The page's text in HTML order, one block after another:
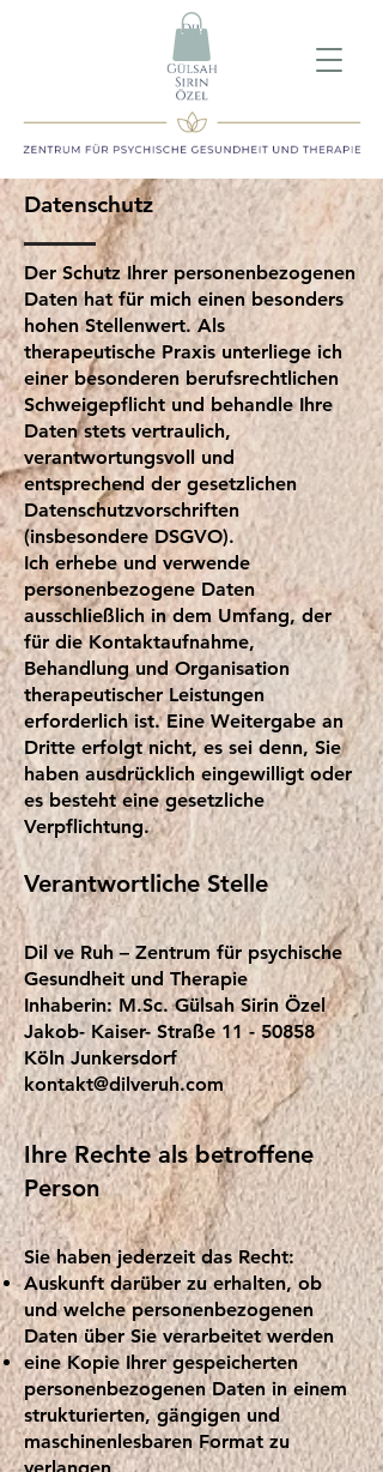
Datenschutz
Der Schutz Ihrer personenbezogenen
Daten hat für mich einen besonders
hohen Stellenwert. Als
therapeutische Praxis unterliege ich
einer besonderen berufsrechtlichen
Schweigepflicht und behandle Ihre
Daten stets vertraulich,
verantwortungsvoll und
entsprechend der gesetzlichen
Datenschutzvorschriften
(insbesondere DSGVO).
Ich erhebe und verwende
personenbezogene Daten
ausschließlich in dem Umfang, der
für die Kontaktaufnahme,
Behandlung und Organisation
therapeutischer Leistungen
erforderlich ist. Eine Weitergabe an
Dritte erfolgt nicht, es sei denn, Sie
haben ausdrücklich eingewilligt oder
es besteht eine gesetzliche
Verpflichtung.
Verantwortliche Stelle
Dil ve Ruh – Zentrum für psychische
Gesundheit und Therapie
Inhaberin: M.Sc. Gülsah Sirin Özel
Jakob- Kaiser- Straße 11 - 50858
Köln Junkersdorf
kontakt@dilveruh.com
Ihre Rechte als betroffene
Person
Sie haben jederzeit das Recht:
Auskunft darüber zu erhalten, ob
und welche personenbezogenen
Daten über Sie verarbeitet werden
eine Kopie Ihrer gespeicherten
personenbezogenen Daten in einem
strukturierten, gängigen und
maschinenlesbaren Format zu